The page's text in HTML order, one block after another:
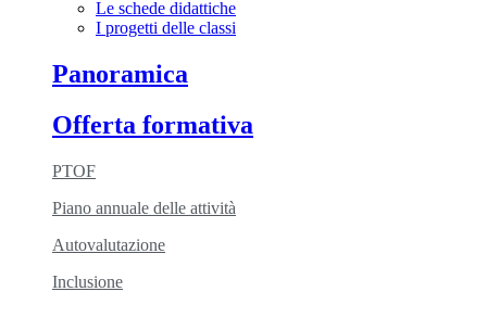
Le schede didattiche
I progetti delle classi
Panoramica
Offerta formativa
PTOF
Piano annuale delle attività
Autovalutazione
Inclusione